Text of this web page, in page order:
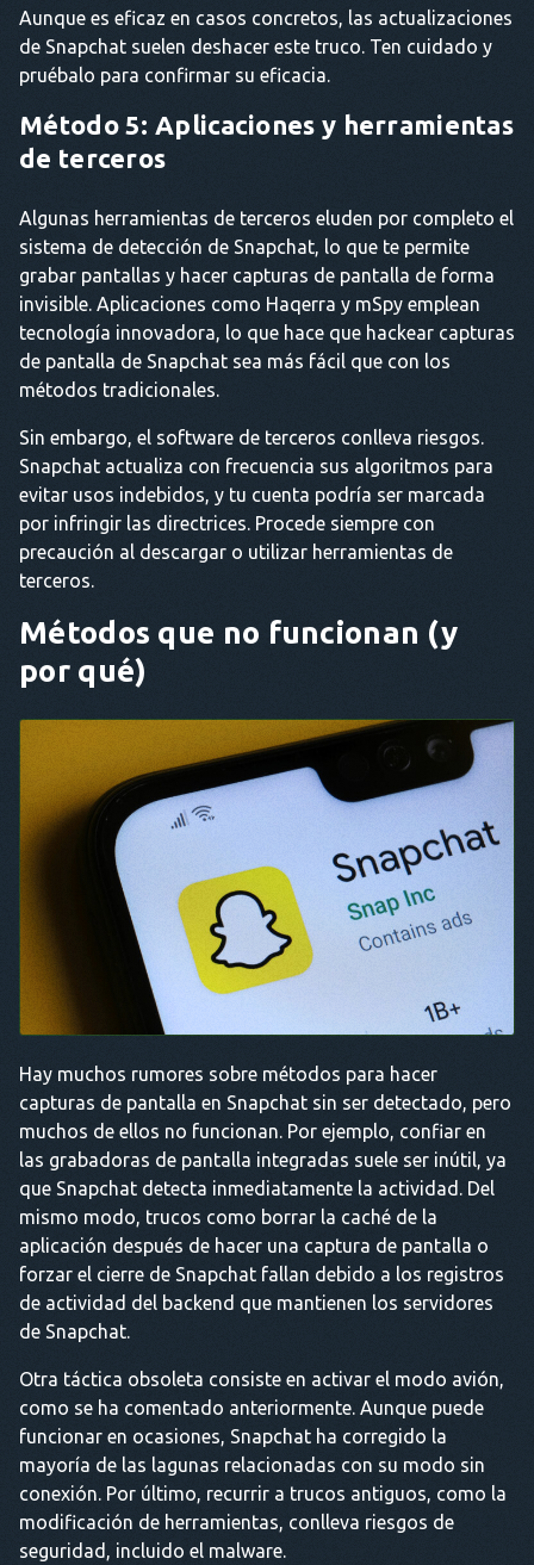
Aunque es eficaz en casos concretos, las actualizaciones
de Snapchat suelen deshacer este truco. Ten cuidado y
pruébalo para confirmar su eficacia.
Método 5: Aplicaciones y herramientas
de terceros
Algunas herramientas de terceros eluden por completo el
sistema de detección de Snapchat, lo que te permite
grabar pantallas y hacer capturas de pantalla de forma
invisible. Aplicaciones como Haqerra y mSpy emplean
tecnología innovadora, lo que hace que hackear capturas
de pantalla de Snapchat sea más fácil que con los
métodos tradicionales.
Sin embargo, el software de terceros conlleva riesgos.
Snapchat actualiza con frecuencia sus algoritmos para
evitar usos indebidos, y tu cuenta podría ser marcada
por infringir las directrices. Procede siempre con
precaución al descargar o utilizar herramientas de
terceros.
Métodos que no funcionan (y
por qué)
Hay muchos rumores sobre métodos para hacer
capturas de pantalla en Snapchat sin ser detectado, pero
muchos de ellos no funcionan. Por ejemplo, confiar en
las grabadoras de pantalla integradas suele ser inútil, ya
que Snapchat detecta inmediatamente la actividad. Del
mismo modo, trucos como borrar la caché de la
aplicación después de hacer una captura de pantalla o
forzar el cierre de Snapchat fallan debido a los registros
de actividad del backend que mantienen los servidores
de Snapchat.
Otra táctica obsoleta consiste en activar el modo avión,
como se ha comentado anteriormente. Aunque puede
funcionar en ocasiones, Snapchat ha corregido la
mayoría de las lagunas relacionadas con su modo sin
conexión. Por último, recurrir a trucos antiguos, como la
modificación de herramientas, conlleva riesgos de
seguridad, incluido el malware.